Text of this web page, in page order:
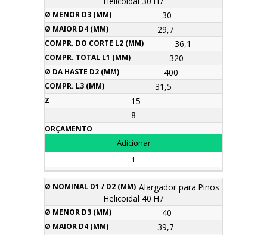
30
29,7
36,1
320
400
31,5
15
8
Alargador para Pinos
Helicoidal 40 H7
40
39,7